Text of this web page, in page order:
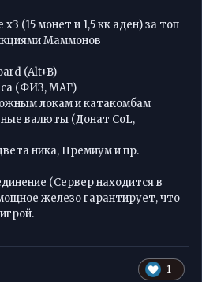
(15 монет и 1,5 кк аден) за топ
Маммонов
(Alt+B)
(ФИЗ, МАГ)
локам и катакомбам
валюты (Донат CoL,
ника, Премиум и пр.
(Сервер находится в
железо гарантирует, что
1